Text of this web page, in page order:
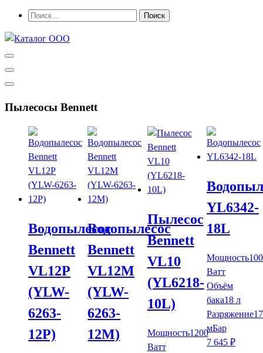
Пылесосы Bennett
Водопылесос
Bennett
VL12P
(YLW-
6263-
12P)
Водопылесос
Bennett
VL12M
(YLW-
6263-
12M)
Пылесос
Bennett
VL10
(YL6218-
10L)
Мощность1200
Ватт
YL6342-
18L
Мощность
Ватт
Объём
бака18 л
Разряжение
мБар
7 645 ₽